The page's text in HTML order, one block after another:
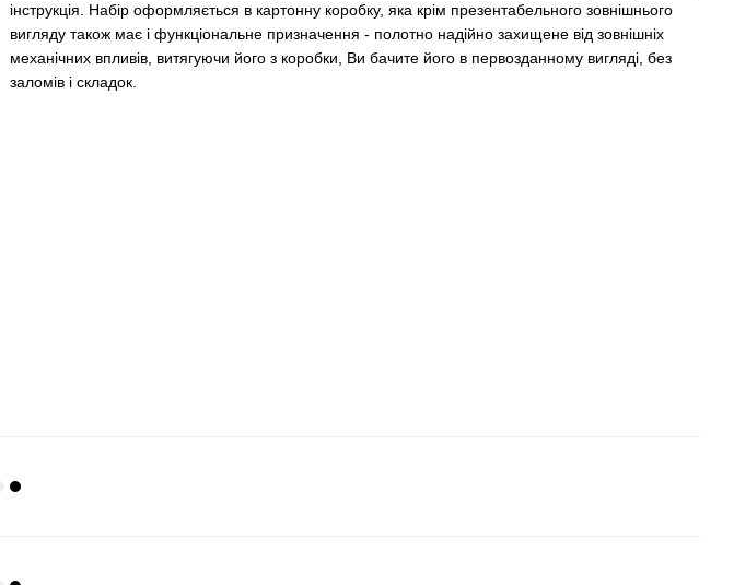
інструкція. Набір оформляється в картонну коробку, яка крім презентабельного зовнішнього
вигляду також має і функціональне призначення - полотно надійно захищене від зовнішніх
механічних впливів, витягуючи його з коробки, Ви бачите його в первозданному вигляді, без
заломів і складок.